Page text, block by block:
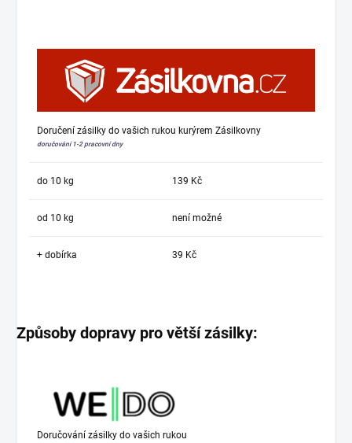
Doručení zásilky do vašich rukou kurýrem Zásilkovny
doručování 1-2 pracovní dny
do 10 kg 139 Kč
od 10 kg není možné
+ dobírka 39 Kč
Způsoby dopravy pro větší zásilky:
Doručování zásilky do vašich rukou